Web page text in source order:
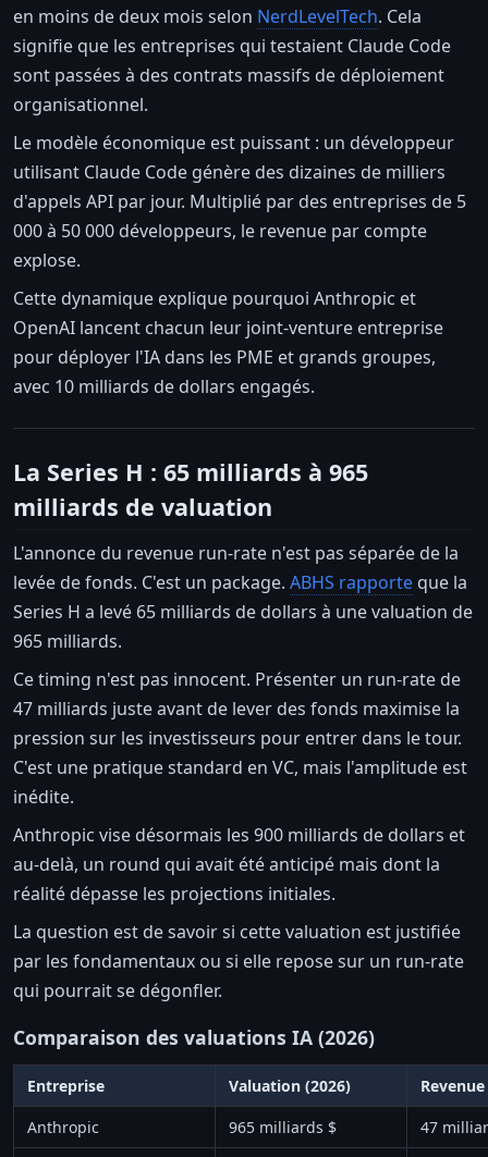
en moins de deux mois selon NerdLevelTech. Cela
signifie que les entreprises qui testaient Claude Code
sont passées à des contrats massifs de déploiement
organisationnel.
Le modèle économique est puissant : un développeur
utilisant Claude Code génère des dizaines de milliers
d'appels API par jour. Multiplié par des entreprises de 5
000 à 50 000 développeurs, le revenue par compte
explose.
Cette dynamique explique pourquoi Anthropic et
OpenAI lancent chacun leur joint-venture entreprise
pour déployer l'IA dans les PME et grands groupes,
avec 10 milliards de dollars engagés.
La Series H : 65 milliards à 965
milliards de valuation
L'annonce du revenue run-rate n'est pas séparée de la
levée de fonds. C'est un package. ABHS rapporte que la
Series H a levé 65 milliards de dollars à une valuation de
965 milliards.
Ce timing n'est pas innocent. Présenter un run-rate de
47 milliards juste avant de lever des fonds maximise la
pression sur les investisseurs pour entrer dans le tour.
C'est une pratique standard en VC, mais l'amplitude est
inédite.
Anthropic vise désormais les 900 milliards de dollars et
au-delà, un round qui avait été anticipé mais dont la
réalité dépasse les projections initiales.
La question est de savoir si cette valuation est justifiée
par les fondamentaux ou si elle repose sur un run-rate
qui pourrait se dégonfler.
Comparaison des valuations IA (2026)
Entreprise Valuation (2026)
Anthropic
965 milliards $
47